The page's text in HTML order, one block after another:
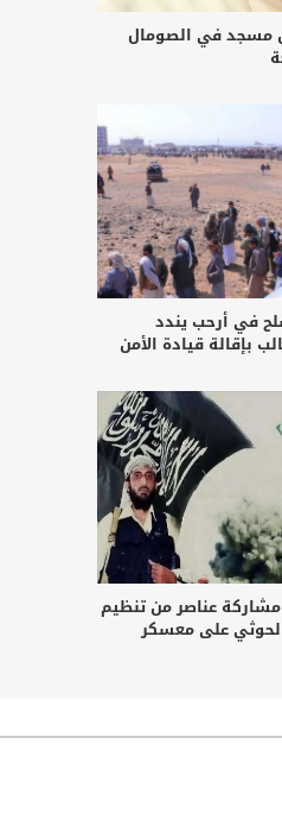
مسجد في الصومال
في أرحب يندد
بإقالة قيادة الأمن
عناصر من تنظيم
على معسكر